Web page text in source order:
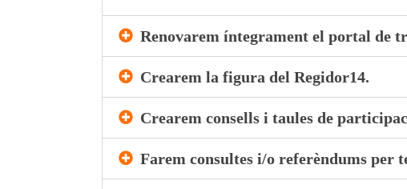
Renovarem íntegrament el portal de
Crearem la figura del Regidor14.
Crearem consells i taules de
Farem consultes i/o referèndums per